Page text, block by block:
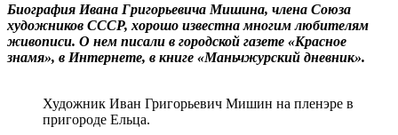
Биография Ивана Григорьевича Мишина, члена Союза
художников СССР, хорошо известна многим любителям
живописи. О нем писали в городской газете «Красное
знамя», в Интернете, в книге «Маньчжурский дневник».
Художник Иван Григорьевич Мишин на пленэре в
пригороде Ельца.